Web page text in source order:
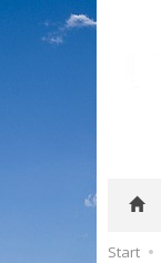
Start